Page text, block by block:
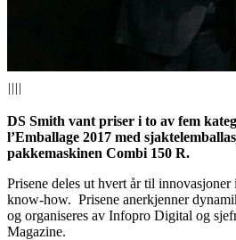
||||
DS Smith vant priser i to av fem
l’Emballage 2017 med
pakkemaskinen Combi 150 R.
Prisene deles ut hvert år til
know-how. Prisene anerkjenner
og organiseres av Infopro Digital og
Magazine.